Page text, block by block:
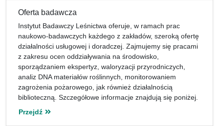
Oferta badawcza
Instytut Badawczy Leśnictwa oferuje, w ramach prac
naukowo-badawczych każdego z zakładów, szeroką ofertę
działalności usługowej i doradczej. Zajmujemy się pracami
z zakresu ocen oddziaływania na środowisko,
sporządzaniem ekspertyz, waloryzacji przyrodniczych,
analiz DNA materiałów roślinnych, monitorowaniem
zagrożenia pożarowego, jak również działalnością
biblioteczną. Szczegółowe informacje znajdują się poniżej.
Przejdź